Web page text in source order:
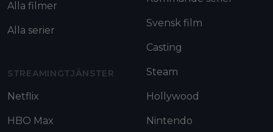
Alla filmer
Alla serier
STREAMINGTJÄNSTER
Netflix
HBO Max
Svensk film
Casting
Steam
Hollywood
Nintendo